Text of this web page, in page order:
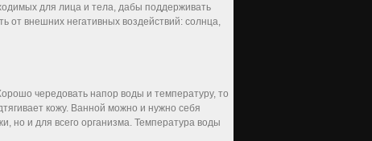
для лица и тела, дабы поддерживать
от внешних негативных воздействий: солнца,
чередовать напор воды и температуру, то
кожу. Ванной можно и нужно себя
но и для всего организма. Температура воды